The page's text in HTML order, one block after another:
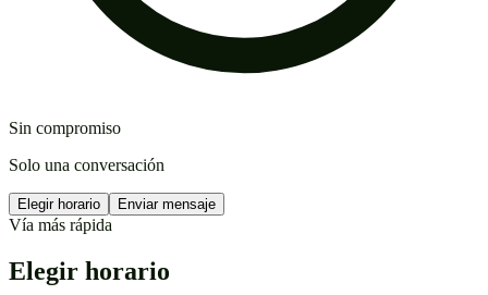
Sin compromiso
Solo una conversación
Elegir horario Enviar mensaje
Vía más rápida
Elegir horario